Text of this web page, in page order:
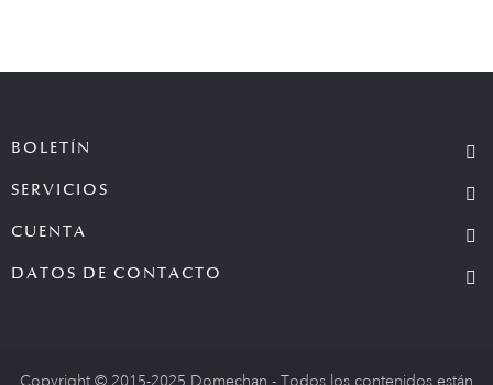
BOLETÍN
SERVICIOS
CUENTA
DATOS DE CONTACTO
Copyright © 2015-2025 Domechan - Todos los contenidos están